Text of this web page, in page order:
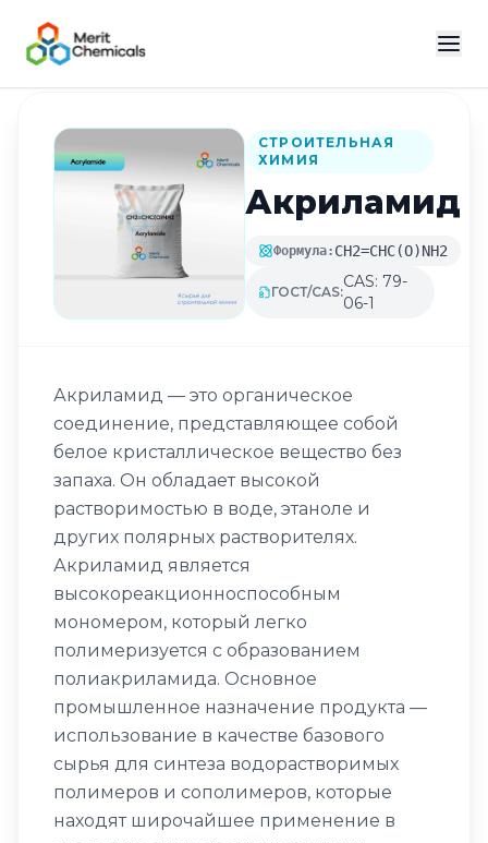
Назад в каталог
СТРОИТЕЛЬНАЯ
ХИМИЯ
Акриламид
Формула: CH2=CHC(O)NH2
ГОСТ/CAS:
CAS: 79-
06-1
Акриламид — это органическое
соединение, представляющее собой
белое кристаллическое вещество без
запаха. Он обладает высокой
растворимостью в воде, этаноле и
других полярных растворителях.
Акриламид является
высокореакционноспособным
мономером, который легко
полимеризуется с образованием
полиакриламида. Основное
промышленное назначение продукта —
использование в качестве базового
сырья для синтеза водорастворимых
полимеров и сополимеров, которые
находят широчайшее применение в